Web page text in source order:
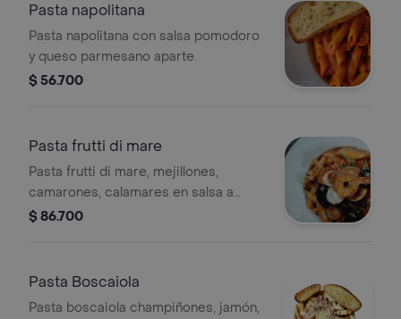
Pasta napolitana
Pasta napolitana con salsa pomodoro
y queso parmesano aparte.
$ 56.700
Pasta frutti di mare
Pasta frutti di mare, mejillones,
camarones, calamares en salsa a
base de tomates frescos y queso
$ 86.700
Pasta Boscaiola
Pasta boscaiola champiñones, jamón,